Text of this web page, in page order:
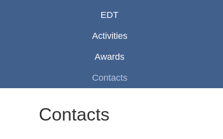
EDT
Activities
Awards
Contacts
Contacts